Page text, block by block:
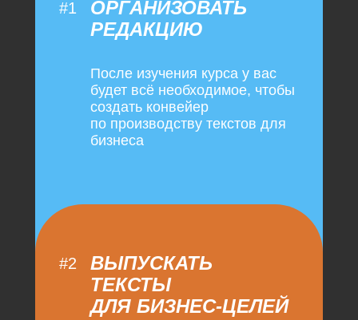
#1
ОРГАНИЗОВАТЬ
РЕДАКЦИЮ
После изучения курса у вас
будет всё необходимое, чтобы
создать конвейер
по производству текстов для
бизнеса
#2
ВЫПУСКАТЬ
ТЕКСТЫ
ДЛЯ БИЗНЕС-ЦЕЛЕЙ